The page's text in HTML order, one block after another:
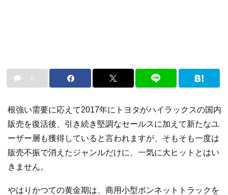
0
根強い需要に応えて2017年にトヨタがハイラックスの国内
販売を復活後、引き続き堅調なセールスに加えて新たなユ
ーザー層も獲得していると言われますが、そもそも一度は
販売不振で消えたジャンルだけに、一気に大ヒットとはい
きません。
やはりかつての黄金期は、商用小型ボンネットトラックを